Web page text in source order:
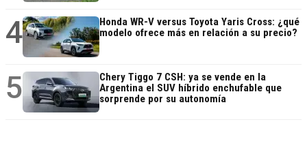
4
Honda WR-V versus Toyota Yaris Cross: ¿qué
modelo ofrece más en relación a su precio?
5
Chery Tiggo 7 CSH: ya se vende en la
Argentina el SUV híbrido enchufable que
sorprende por su autonomía